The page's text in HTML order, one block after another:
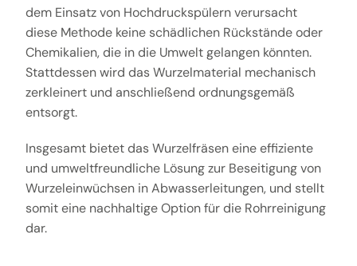
dem Einsatz von Hochdruckspülern verursacht
diese Methode keine schädlichen Rückstände oder
Chemikalien, die in die Umwelt gelangen könnten.
Stattdessen wird das Wurzelmaterial mechanisch
zerkleinert und anschließend ordnungsgemäß
entsorgt.
Insgesamt bietet das Wurzelfräsen eine effiziente
und umweltfreundliche Lösung zur Beseitigung von
Wurzeleinwüchsen in Abwasserleitungen, und stellt
somit eine nachhaltige Option für die Rohrreinigung
dar.